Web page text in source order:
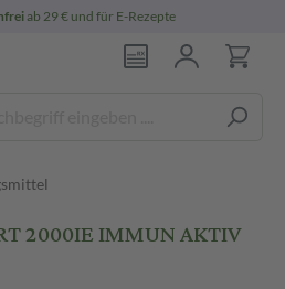
ab 29 € und für E-Rezepte
2000IE IMMUN AKTIV